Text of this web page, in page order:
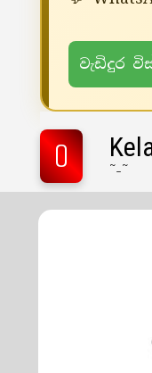
වැඩිදුර
0 ~-~